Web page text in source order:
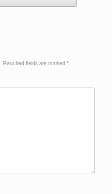
Required fields are marked *